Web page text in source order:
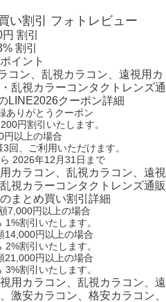
い割引 フォトレビュー
割引
割引
イント
コン、乱視カラコン、遠視用カ
乱視カラーコンタクトレンズ通
LINE2026クーポン詳細
ありがとうクーポン
円割引 いたします。
円以上の場合
3回
、ご利用いただけます。
2026年12月31日まで
カラコン、乱視カラコン、遠視
視カラーコンタクトレンズ通販
まとめ買い割引詳細
7,000円以上の場合
1%割引いたします。
14,000円以上の場合
2%割引いたします。
21,000円以上の場合
3%割引いたします。
用カラコン、乱視カラコン、遠
激安カラコン、格安カラコン、